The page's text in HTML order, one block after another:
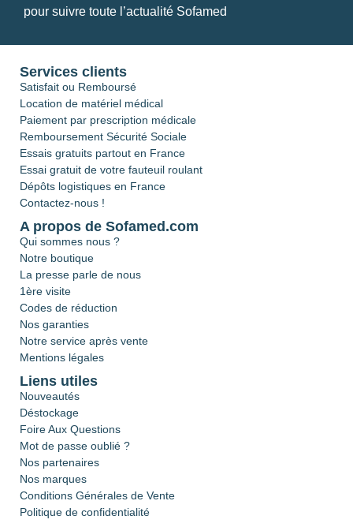
pour suivre toute l’actualité Sofamed
Services clients
Satisfait ou Remboursé
Location de matériel médical
Paiement par prescription médicale
Remboursement Sécurité Sociale
Essais gratuits partout en France
Essai gratuit de votre fauteuil roulant
Dépôts logistiques en France
Contactez-nous !
A propos de Sofamed.com
Qui sommes nous ?
Notre boutique
La presse parle de nous
1ère visite
Codes de réduction
Nos garanties
Notre service après vente
Mentions légales
Liens utiles
Nouveautés
Déstockage
Foire Aux Questions
Mot de passe oublié ?
Nos partenaires
Nos marques
Conditions Générales de Vente
Politique de confidentialité